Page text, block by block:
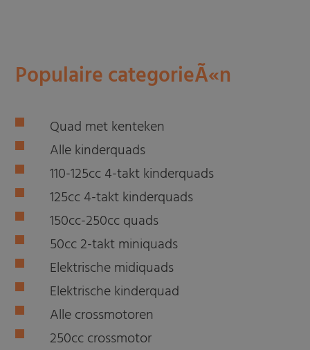
Populaire categorieÃ«n
Quad met kenteken
Alle kinderquads
110-125cc 4-takt kinderquads
125cc 4-takt kinderquads
150cc-250cc quads
50cc 2-takt miniquads
Elektrische midiquads
Elektrische kinderquad
Alle crossmotoren
250cc crossmotor